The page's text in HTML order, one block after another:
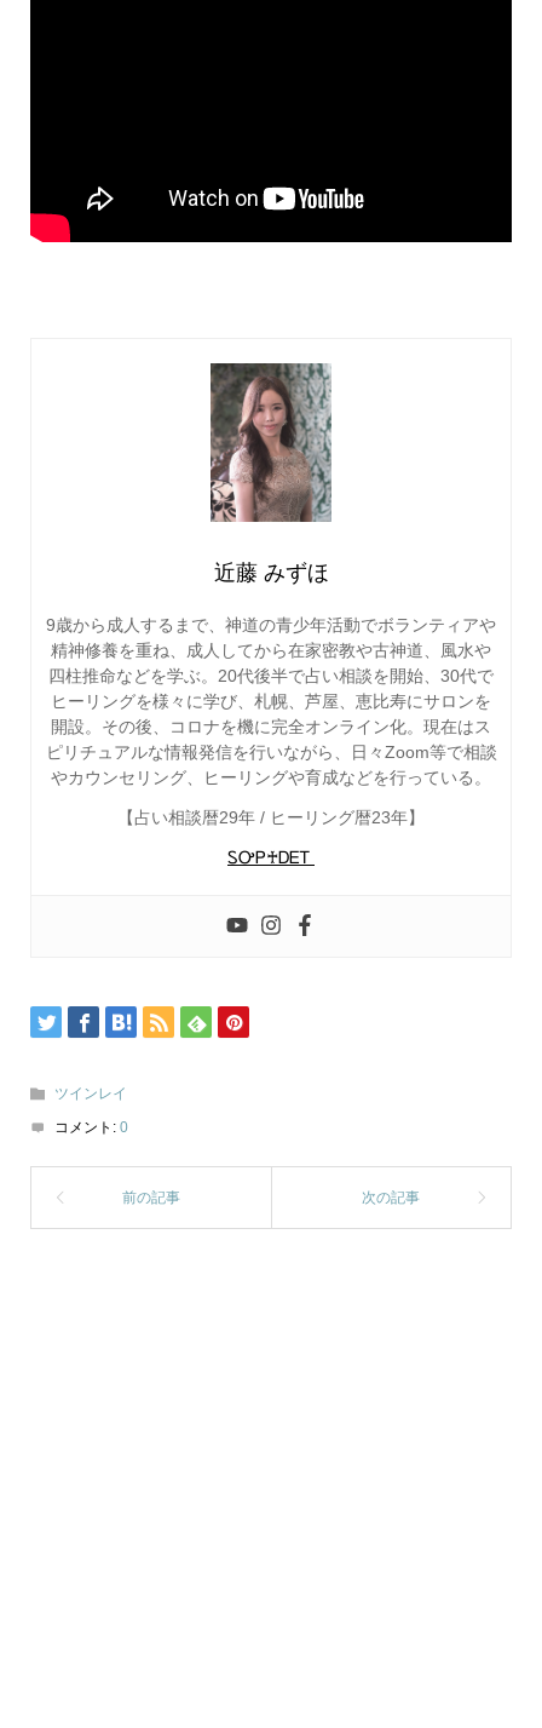
近藤 みずほ
9歳から成人するまで、神道の青少年活動でボランティアや
精神修養を重ね、成人してから在家密教や古神道、風水や
四柱推命などを学ぶ。20代後半で占い相談を開始、30代で
ヒーリングを様々に学び、札幌、芦屋、恵比寿にサロンを
開設。その後、コロナを機に完全オンライン化。現在はス
ピリチュアルな情報発信を行いながら、日々Zoom等で相談
やカウンセリング、ヒーリングや育成などを行っている。
【占い相談暦29年 / ヒーリング暦23年】
ᏚᎤᏢ♰ᎠᎬᎢ
ツインレイ
コメント: 0